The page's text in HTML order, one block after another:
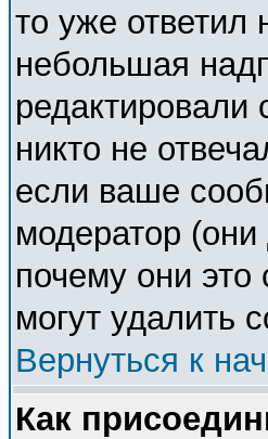
то уже
небольшая
никто не
если ваше
модератор (они
почему они это
могут удалить
Вернуться к
Как